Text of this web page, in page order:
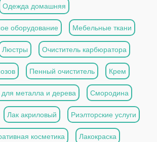
Одежда домашняя
оборудование Мебельные ткани
Люстры Очиститель карбюратора
Пенный очиститель Крем
металла и дерева Смородина
Лак акриловый Риэлторские услуги
косметика Лакокраска